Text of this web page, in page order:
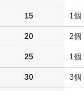
15 1個
20 2個
25 1個
30 3個